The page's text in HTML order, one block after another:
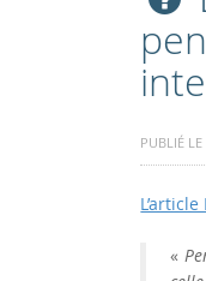
PUBLIÉ
«